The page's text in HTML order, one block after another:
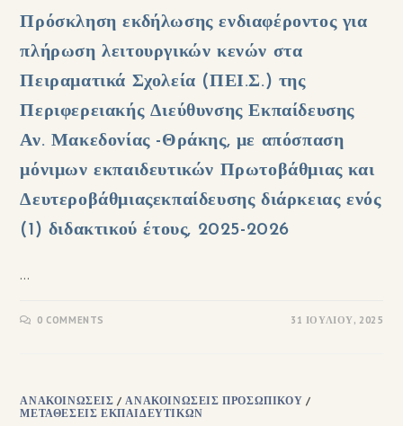
Πρόσκληση εκδήλωσης ενδιαφέροντος για
πλήρωση λειτουργικών κενών στα
Πειραματικά Σχολεία (ΠΕΙ.Σ.) της
Περιφερειακής Διεύθυνσης Εκπαίδευσης
Αν. Μακεδονίας -Θράκης, με απόσπαση
μόνιμων εκπαιδευτικών Πρωτοβάθμιας και
Δευτεροβάθμιαςεκπαίδευσης διάρκειας ενός
(1) διδακτικού έτους, 2025-2026
…
0 COMMENTS 31 ΙΟΥΛΊΟΥ, 2025
ΑΝΑΚΟΙΝΏΣΕΙΣ /ΑΝΑΚΟΙΝΏΣΕΙΣ ΠΡΟΣΩΠΙΚΟΎ /
ΜΕΤΑΘΈΣΕΙΣ ΕΚΠΑΙΔΕΥΤΙΚΏΝ